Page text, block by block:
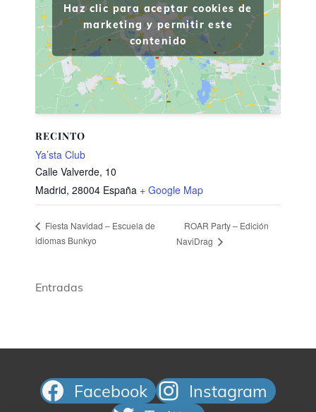
RECINTO
Ya’sta Club
Calle Valverde, 10
Madrid, 28004 España + Google Map
Haz clic para aceptar cookies de
marketing y permitir este
contenido
Fiesta Navidad – Escuela de
idiomas Bunkyo
ROAR Party – Edición
NaviDrag
Entradas
Facebook
Instagram